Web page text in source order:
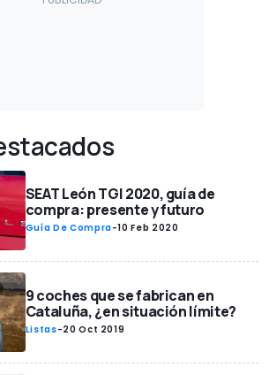
SEAT León TGI 2020, guía de
compra: presente y futuro
Guía De Compra-10 Feb 2020
9 coches que se fabrican en
Cataluña, ¿en situación límite?
Listas-20 Oct 2019